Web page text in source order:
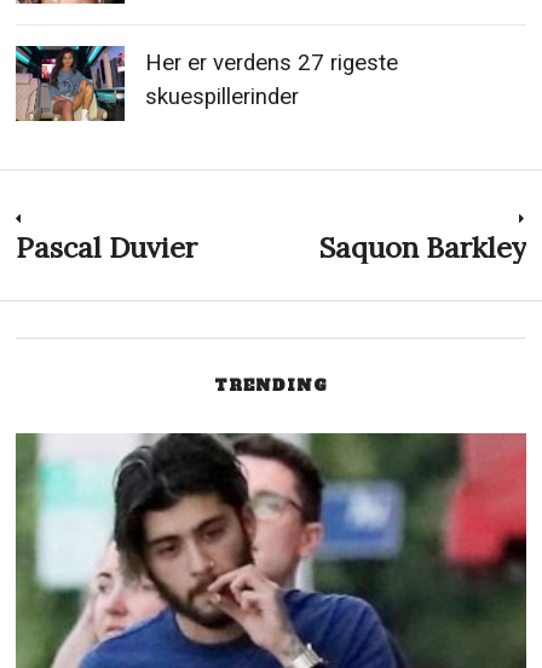
Her er verdens 27 rigeste
skuespillerinder
Indlægsnavigation
Previous
Pascal Duvier Saquon Barkley
TRENDING